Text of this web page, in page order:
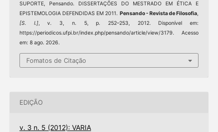
SUPORTE, Pensando. DISSERTAÇÕES DO MESTRADO EM ÉTICA E
EPISTEMOLOGIA DEFENDIDAS EM 2011. Pensando - Revista de Filosofia,
[S. l.], v. 3, n. 5, p. 252–253, 2012. Disponível em:
https://periodicos.ufpi.br/index.php/pensando/article/view/3179. Acesso
em: 8 ago. 2026.
Fomatos de Citação
EDIÇÃO
v. 3 n. 5 (2012): VARIA